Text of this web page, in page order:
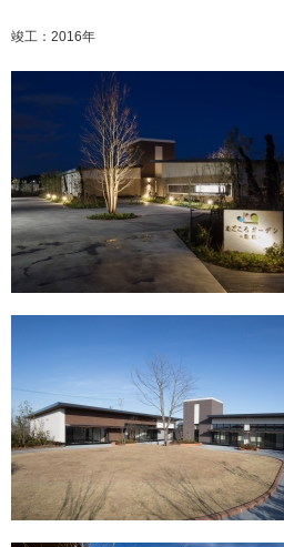
竣工：2016年